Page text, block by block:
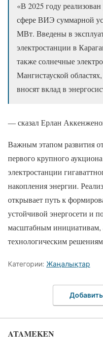
«В 2025 году
сфере ВИЭ суммарной
МВт. Введены в
электростанции в
также солнечные
Мангистауской
вносят вклад в
— сказал Ерлан
Важным этапом развития
первого крупного
электростанции
накопления энергии.
открывает путь к
устойчивой энергосети и
масштабным инициативам,
технологическим
Категории: Жаңалықтар
ATAMEKEN